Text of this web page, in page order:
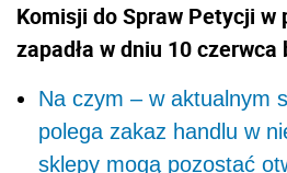
Komisji do Spraw Petycji w
zapadła w dniu 10 czerwca
Na czym – w aktualnym
polega zakaz handlu w
sklepy mogą pozostać